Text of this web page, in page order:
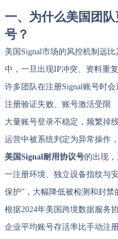
一、为什么美国团
号？
美国Signal市场的风控机制远
中，一旦出现IP冲突、资料重
许多团队在注册Signal账号时会
注册验证失败、账号激活受限
大量账号登录不稳定，频繁掉
运营中被系统判定为异常操作
美国Signal耐用协议号的出现
一注册环境、独立设备指纹与
保护”，大幅降低被检测和封禁
根据2024年美国跨境数据服务
企业平均账号存活率比手动注